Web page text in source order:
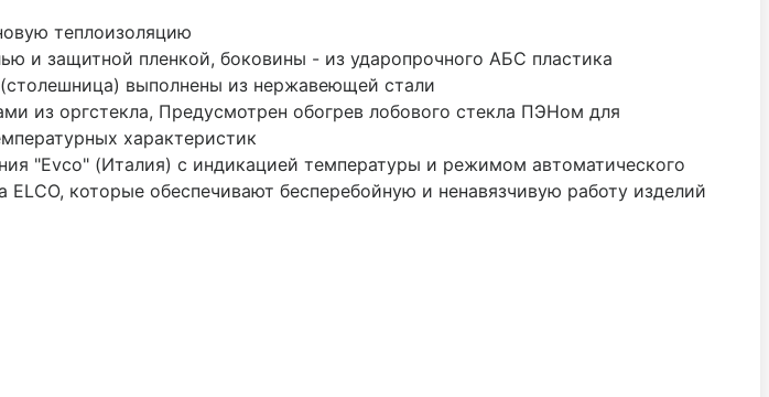
теплоизоляцию
и защитной пленкой, боковины - из ударопрочного АБС пластика
выполнены из нержавеющей стали
из оргстекла, Предусмотрен обогрев лобового стекла ПЭНом для
характеристик
"Evco" (Италия) с индикацией температуры и режимом автоматического
которые обеспечивают бесперебойную и ненавязчивую работу изделий